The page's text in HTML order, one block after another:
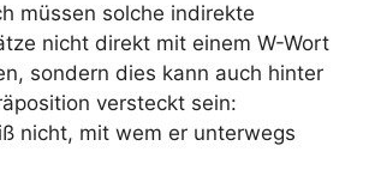
müssen solche indirekte
nicht direkt mit einem W-Wort
sondern dies kann auch hinter
versteckt sein:
nicht, mit wem er unterwegs